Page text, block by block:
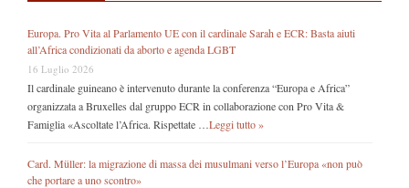
Europa. Pro Vita al Parlamento UE con il cardinale Sarah e ECR: Basta aiuti
all’Africa condizionati da aborto e agenda LGBT
16 Luglio 2026
Il cardinale guineano è intervenuto durante la conferenza “Europa e Africa”
organizzata a Bruxelles dal gruppo ECR in collaborazione con Pro Vita &
Famiglia «Ascoltate l’Africa. Rispettate … Leggi tutto »
Card. Müller: la migrazione di massa dei musulmani verso l’Europa «non può
che portare a uno scontro»